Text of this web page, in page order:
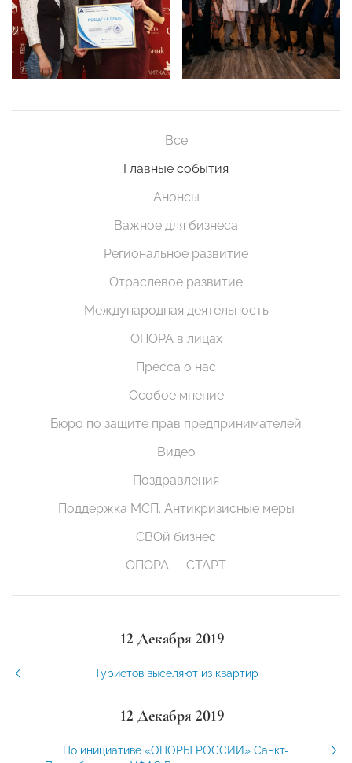
Все
Главные события
Анонсы
Важное для бизнеса
Региональное развитие
Отраслевое развитие
Международная деятельность
ОПОРА в лицах
Пресса о нас
Особое мнение
Бюро по защите прав предпринимателей
Видео
Поздравления
Поддержка МСП. Антикризисные меры
СВОй бизнес
ОПОРА — СТАРТ
12 Декабря 2019
Туристов выселяют из квартир
12 Декабря 2019
По инициативе «ОПОРЫ РОССИИ» Санкт-